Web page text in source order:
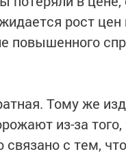
рост
повышенного
Тому же
из-за
с тем,